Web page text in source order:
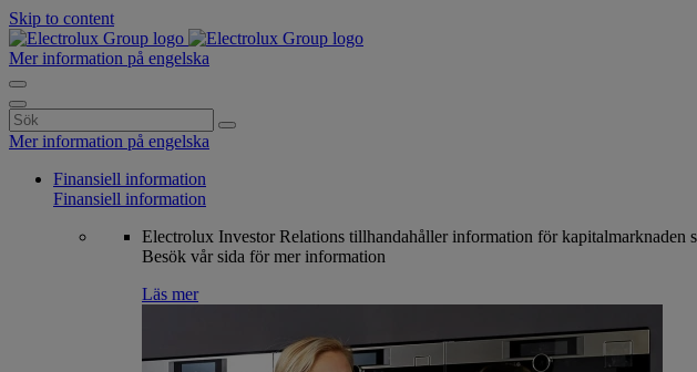
Skip to content
Mer information på engelska
Search
for:
Mer information på engelska
Finansiell information
Finansiell information
Electrolux Investor Relations tillhandahåller information för kapitalmarknaden
Besök vår sida för mer information
Läs mer